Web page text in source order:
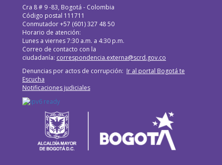
Cra 8 # 9 -83, Bogotá - Colombia
Código postal 111711
Conmutador +57 (601) 327 48 50
Horario de atención:
Lunes a viernes 7:30 a.m. a 4:30 p.m.
Correo de contacto con la
ciudadanía: correspondencia.externa@scrd.gov.co
Denuncias por actos de corrupción: Ir al portal Bogotá te
Escucha
Notificaciones judiciales